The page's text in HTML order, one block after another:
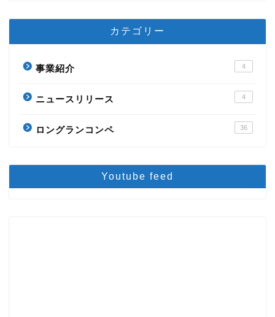
カテゴリー
事業紹介 4
ニュースリリース 4
ロングランコンペ 36
Youtube feed